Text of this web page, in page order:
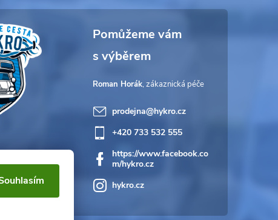
Roman Horák
prodejna@hykro.cz
+420 733 532 555
https://www.facebook.co
m/hykro.cz
hykro.cz